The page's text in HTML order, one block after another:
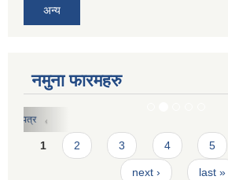
अन्य
नमुना फारमहरु
करार सेवाको लागि दरखास्त फारमः
Pages
1 2 3 4 5
next › last »